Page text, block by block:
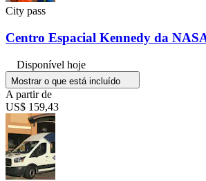
City pass
Centro Espacial Kennedy da
Disponível hoje
Mostrar o que está incluído
A partir de
US$ 159,43